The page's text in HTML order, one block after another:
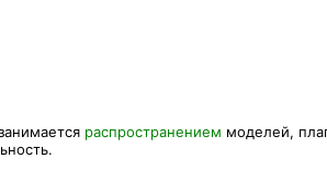
распространением моделей,